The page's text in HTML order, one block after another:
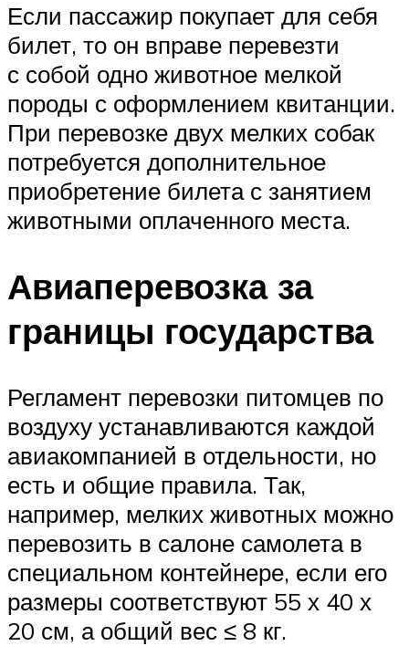
Если пассажир покупает для себя
билет, то он вправе перевезти
с собой одно животное мелкой
породы с оформлением квитанции.
При перевозке двух мелких собак
потребуется дополнительное
приобретение билета с занятием
животными оплаченного места.
Авиаперевозка за
границы государства
Регламент перевозки питомцев по
воздуху устанавливаются каждой
авиакомпанией в отдельности, но
есть и общие правила. Так,
например, мелких животных можно
перевозить в салоне самолета в
специальном контейнере, если его
размеры соответствуют 55 х 40 х
20 см, а общий вес ≤ 8 кг.